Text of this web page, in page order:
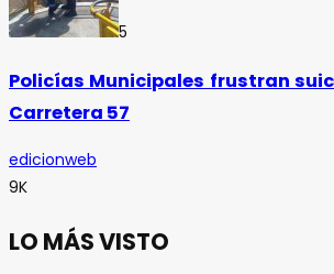
5
Policías Municipales frustran
Carretera 57
edicionweb
9K
LO MÁS VISTO